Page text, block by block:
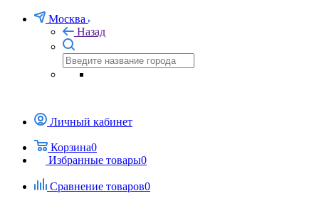
Москва
Назад
Личный кабинет
Корзина0
Избранные товары0
Сравнение товаров0